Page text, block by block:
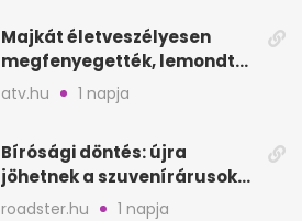
Majkát életveszélyesen
megfenyegették, lemondta
a sepsiszentgyörgyi
atv.hu 1 napja
Bírósági döntés: újra
jöhetnek a szuvenírárusok
Európa ikonikus helyére
roadster.hu 1 napja